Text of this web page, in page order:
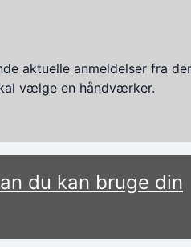
aktuelle anmeldelser fra
vælge en håndværker.
du kan bruge din